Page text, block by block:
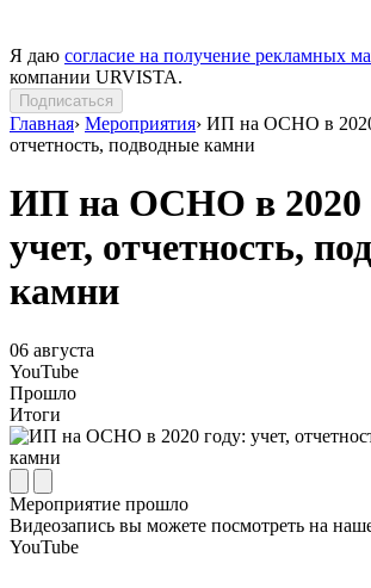
Я даю согласие на получение рекламных
компании URVISTA.
Подписаться
Главная› Мероприятия› ИП на ОСНО в 2020
отчетность, подводные камни
ИП на ОСНО в 2020
учет, отчетность,
камни
06 августа
YouTube
Прошло
Итоги
Мероприятие прошло
Видеозапись вы можете посмотреть на
YouTube